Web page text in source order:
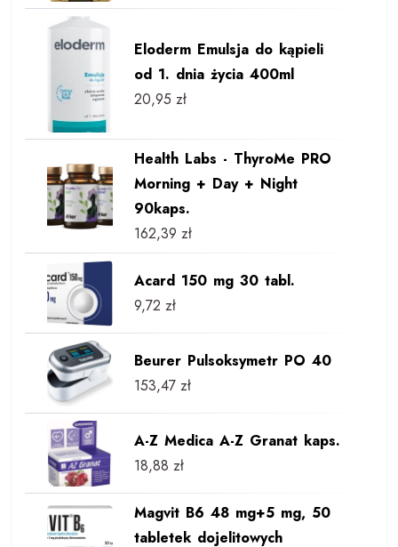
Eloderm Emulsja do kąpieli
od 1. dnia życia 400ml
20,95 zł
Health Labs - ThyroMe PRO
Morning + Day + Night
90kaps.
162,39 zł
Acard 150 mg 30 tabl.
9,72 zł
Beurer Pulsoksymetr PO 40
153,47 zł
A-Z Medica A-Z Granat kaps.
18,88 zł
Magvit B6 48 mg+5 mg, 50
tabletek dojelitowych